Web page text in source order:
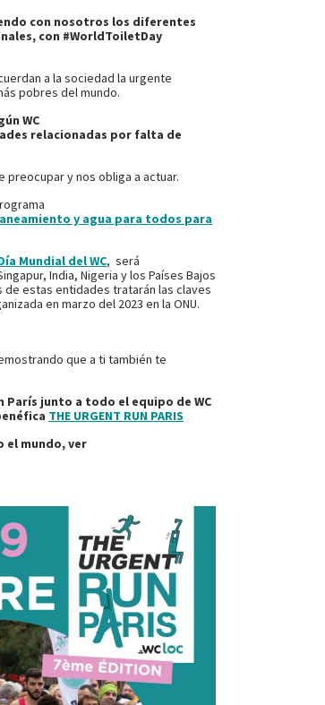
con nosotros los diferentes
con #WorldToiletDay
a la sociedad la urgente
pobres del mundo.
WC
relacionadas por falta de
preocupar y nos obliga a actuar.
y agua para todos para
Mundial del WC, será
India, Nigeria y los Países Bajos
de estas entidades tratarán las claves
en marzo del 2023 en la ONU.
que a ti también te
París junto a todo el equipo de WC
THE URGENT RUN PARIS
el mundo, ver